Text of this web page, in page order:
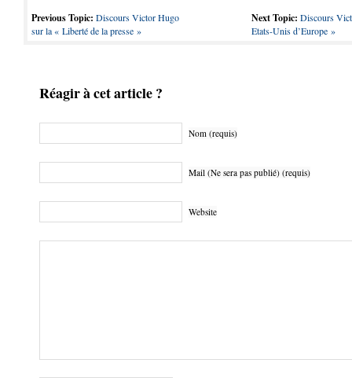
Previous Topic: Discours Victor Hugo
sur la « Liberté de la presse »
Next Topic: Discours
Etats-Unis d’Europe »
Réagir à cet article ?
Nom (requis)
Mail (Ne sera pas publié) (requis)
Website